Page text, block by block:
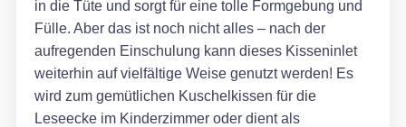
in die Tüte und sorgt für eine tolle Formgebung und
Fülle. Aber das ist noch nicht alles – nach der
aufregenden Einschulung kann dieses Kisseninlet
weiterhin auf vielfältige Weise genutzt werden! Es
wird zum gemütlichen Kuschelkissen für die
Leseecke im Kinderzimmer oder dient als